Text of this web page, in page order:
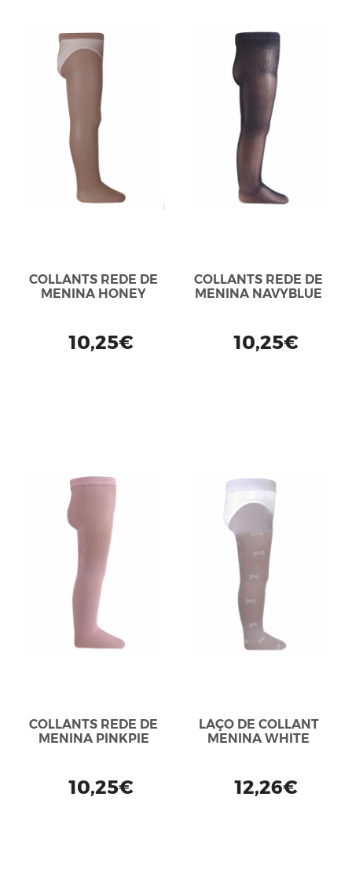
COLLANTS REDE DE
MENINA HONEY
10,25€
COLLANTS REDE DE
MENINA NAVYBLUE
10,25€
COLLANTS REDE DE
MENINA PINKPIE
10,25€
LAÇO DE COLLANT
MENINA WHITE
12,26€